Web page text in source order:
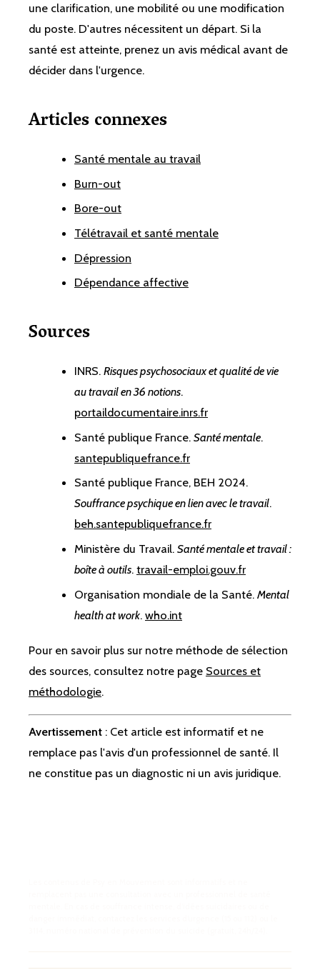
une clarification, une mobilité ou une modification
du poste. D'autres nécessitent un départ. Si la
santé est atteinte, prenez un avis médical avant de
décider dans l'urgence.
Articles connexes
Santé mentale au travail
Burn-out
Bore-out
Télétravail et santé mentale
Dépression
Dépendance affective
Sources
INRS. Risques psychosociaux et qualité de vie
au travail en 36 notions.
portaildocumentaire.inrs.fr
Santé publique France. Santé mentale.
santepubliquefrance.fr
Santé publique France, BEH 2024.
Souffrance psychique en lien avec le travail.
beh.santepubliquefrance.fr
Ministère du Travail. Santé mentale et travail :
boîte à outils. travail-emploi.gouv.fr
Organisation mondiale de la Santé. Mental
health at work. who.int
Pour en savoir plus sur notre méthode de sélection
des sources, consultez notre page Sources et
méthodologie.
Avertissement : Cet article est informatif et ne
remplace pas l'avis d'un professionnel de santé. Il
ne constitue pas un diagnostic ni un avis juridique.